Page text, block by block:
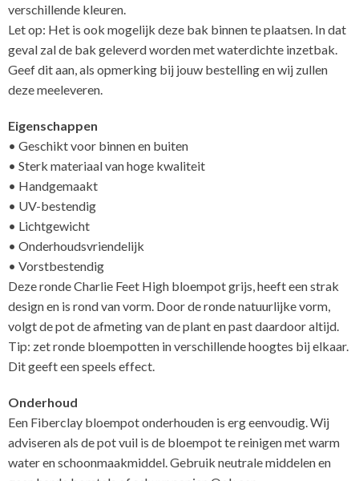
verschillende kleuren.
Let op: Het is ook mogelijk deze bak binnen te plaatsen. In dat
geval zal de bak geleverd worden met waterdichte inzetbak.
Geef dit aan, als opmerking bij jouw bestelling en wij zullen
deze meeleveren.
Eigenschappen
• Geschikt voor binnen en buiten
• Sterk materiaal van hoge kwaliteit
• Handgemaakt
• UV-bestendig
• Lichtgewicht
• Onderhoudsvriendelijk
• Vorstbestendig
Deze ronde Charlie Feet High bloempot grijs, heeft een strak
design en is rond van vorm. Door de ronde natuurlijke vorm,
volgt de pot de afmeting van de plant en past daardoor altijd.
Tip: zet ronde bloempotten in verschillende hoogtes bij elkaar.
Dit geeft een speels effect.
Onderhoud
Een Fiberclay bloempot onderhouden is erg eenvoudig. Wij
adviseren als de pot vuil is de bloempot te reinigen met warm
water en schoonmaakmiddel. Gebruik neutrale middelen en